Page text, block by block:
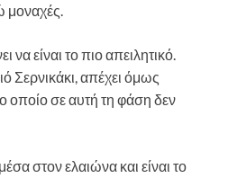
μοναχές.
να είναι το πιο απειλητικό.
Σερνικάκι, απέχει όμως
οποίο σε αυτή τη φάση δεν
στον ελαιώνα και είναι το